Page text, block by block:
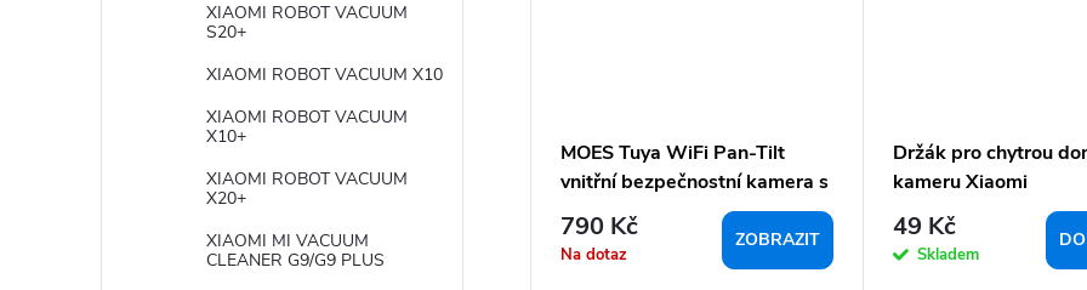
XIAOMI ROBOT VACUUM
S20+
XIAOMI ROBOT VACUUM X10
XIAOMI ROBOT VACUUM
X10+
XIAOMI ROBOT VACUUM
X20+
XIAOMI MI VACUUM
CLEANER G9/G9 PLUS
MOES Tuya WiFi Pan-Tilt
vnitřní bezpečnostní kamera s
nočním viděním a detekcí
pohybu
790 Kč
Na dotaz
ZOBRAZIT
Držák pro chytrou
kameru Xiaomi
49 Kč
Skladem